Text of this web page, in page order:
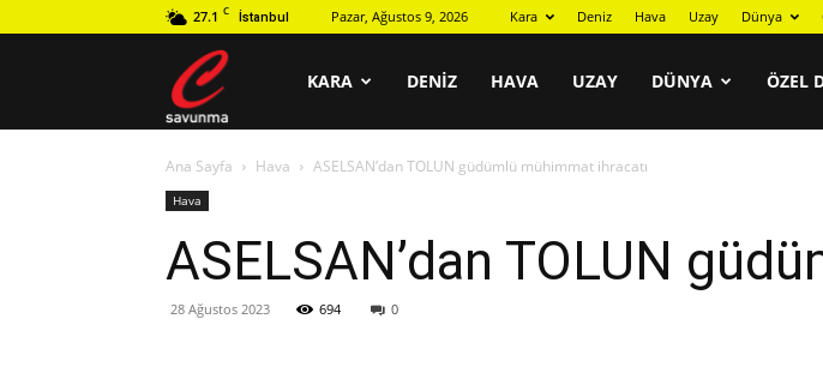
27.1 C İstanbul Pazar, Ağustos 9, 2026 Kara Deniz Hava Uzay Dünya
savunma
KARA DENIZ HAVA UZAY DÜNYA ÖZEL
Ana Sayfa Hava ASELSAN’dan TOLUN güdümlü mühimmat ihracatı
Hava
ASELSAN’dan TOLUN
28 Ağustos 2023 694 0